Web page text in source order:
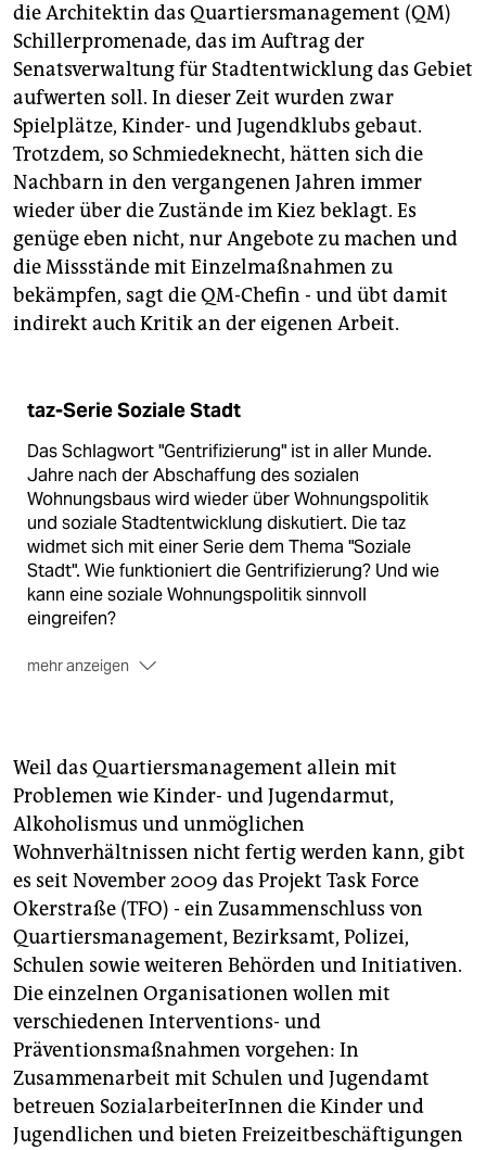
die Architektin das Quartiersmanagement (QM)
Schillerpromenade, das im Auftrag der
Senatsverwaltung für Stadtentwicklung das Gebiet
aufwerten soll. In dieser Zeit wurden zwar
Spielplätze, Kinder- und Jugendklubs gebaut.
Trotzdem, so Schmiedeknecht, hätten sich die
Nachbarn in den vergangenen Jahren immer
wieder über die Zustände im Kiez beklagt. Es
genüge eben nicht, nur Angebote zu machen und
die Missstände mit Einzelmaßnahmen zu
bekämpfen, sagt die QM-Chefin - und übt damit
indirekt auch Kritik an der eigenen Arbeit.
taz-Serie Soziale Stadt
Das Schlagwort "Gentrifizierung" ist in aller Munde.
Jahre nach der Abschaffung des sozialen
Wohnungsbaus wird wieder über Wohnungspolitik
und soziale Stadtentwicklung diskutiert. Die taz
widmet sich mit einer Serie dem Thema "Soziale
Stadt". Wie funktioniert die Gentrifizierung? Und wie
kann eine soziale Wohnungspolitik sinnvoll
eingreifen?
mehr anzeigen
den Hackeschen Markt, wo die Verdrängung von
Mietern und kleinen Geschäften besonders deutlich
ist (30. 12.), eine Analyse derAuswirkungen der
Hausbesetzungen in Ostberlinkurz nach dem
Mauerfall (31. 12.) dasInterview mit einem
Hausverwalteraus Nordneukölln (5. 1.), einPlädoyer
für Mietobergrenzen(15. 1.), ein Bericht über
Möglicheiten und Grenzen vonQuartiersmanagement
und Schulpoltik im Wedding (22. 1.), eine Betrachtung
von edlen Wohnprojekten für die Mittelklasse (27. 1.),
das Portrait des langjährigen Chefs des Berliner
MietervereinsHartmann Vetter(5.2.) ein
Jörg Franzen, dem Chef der Gesobau, einer
landeseigenen Wohnungsbaugesellschaft (23. 2.),
sowie ein Interview mit der Sprecherin der Gruppe
Soziale Kämpfe(2.3.).
Weil das Quartiersmanagement allein mit
Problemen wie Kinder- und Jugendarmut,
Alkoholismus und unmöglichen
Wohnverhältnissen nicht fertig werden kann, gibt
es seit November 2009 das Projekt Task Force
Okerstraße (TFO) - ein Zusammenschluss von
Quartiersmanagement, Bezirksamt, Polizei,
Schulen sowie weiteren Behörden und Initiativen.
Die einzelnen Organisationen wollen mit
verschiedenen Interventions- und
Präventionsmaßnahmen vorgehen: In
Zusammenarbeit mit Schulen und Jugendamt
betreuen SozialarbeiterInnen die Kinder und
Jugendlichen und bieten Freizeitbeschäftigungen